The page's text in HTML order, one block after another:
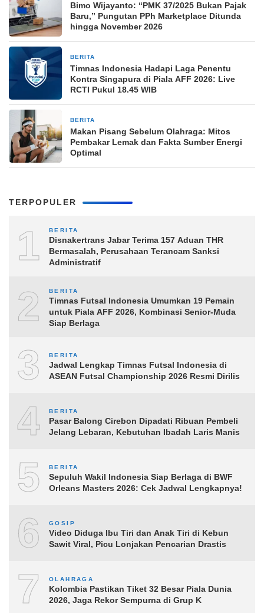
Bimo Wijayanto: “PMK 37/2025 Bukan Pajak
Baru,” Pungutan PPh Marketplace Ditunda
hingga November 2026
BERITA
Timnas Indonesia Hadapi Laga Penentu
Kontra Singapura di Piala AFF 2026: Live
RCTI Pukul 18.45 WIB
BERITA
Makan Pisang Sebelum Olahraga: Mitos
Pembakar Lemak dan Fakta Sumber Energi
Optimal
TERPOPULER
1 BERITA
Disnakertrans Jabar Terima 157 Aduan THR
Bermasalah, Perusahaan Terancam Sanksi
Administratif
2 BERITA
Timnas Futsal Indonesia Umumkan 19 Pemain
untuk Piala AFF 2026, Kombinasi Senior-Muda
Siap Berlaga
3 BERITA
Jadwal Lengkap Timnas Futsal Indonesia di
ASEAN Futsal Championship 2026 Resmi Dirilis
4 BERITA
Pasar Balong Cirebon Dipadati Ribuan Pembeli
Jelang Lebaran, Kebutuhan Ibadah Laris Manis
5 BERITA
Sepuluh Wakil Indonesia Siap Berlaga di BWF
Orleans Masters 2026: Cek Jadwal Lengkapnya!
6 GOSIP
Video Diduga Ibu Tiri dan Anak Tiri di Kebun
Sawit Viral, Picu Lonjakan Pencarian Drastis
7 OLAHRAGA
Kolombia Pastikan Tiket 32 Besar Piala Dunia
2026, Jaga Rekor Sempurna di Grup K